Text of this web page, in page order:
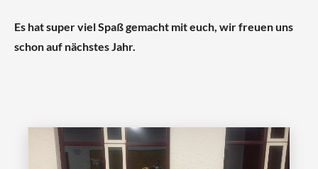
Es hat super viel Spaß gemacht mit euch, wir freuen uns
schon auf nächstes Jahr.